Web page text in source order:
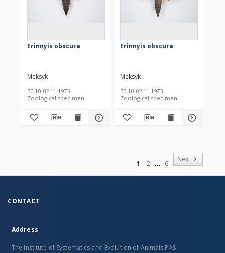
Erinnyis obscura
Meksyk
30.10-02.11.1973
Zoological specimen
Erinnyis obscura
Meksyk
30.10-02.11.1973
Zoological specimen
1 2
6
Next
CONTACT
Address
The Institute of Systematics and Evolution of Animals PAS